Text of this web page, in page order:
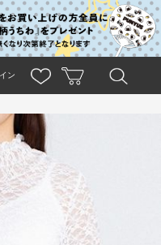
ン